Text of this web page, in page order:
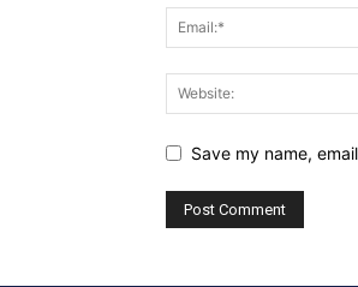
Save my name,